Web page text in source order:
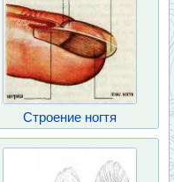
Строение ногтя